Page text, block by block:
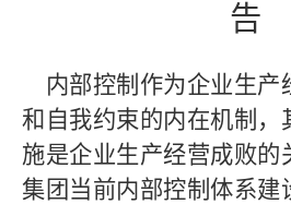
告
内部控制作为企业生产
和自我约束的内在机制，
施是企业生产经营成败的
集团当前内部控制体系建